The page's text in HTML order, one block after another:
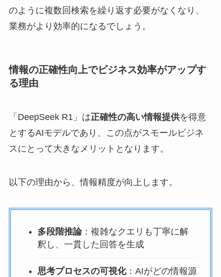
のように複数回検索を繰り返す必要がなくなり、
業務がより効率的になるでしょう。
情報の正確性向上でビジネス効率がアップす
る理由
「DeepSeek R1」は正確性の高い情報提供を得意
とするAIモデルであり、この点がスモールビジネ
スにとって大きなメリットとなります。
以下の理由から、情報精度が向上します。
多段階推論：複雑なクエリも丁寧に解
釈し、一貫した回答を生成
思考プロセスの可視化：AIがどの情報源